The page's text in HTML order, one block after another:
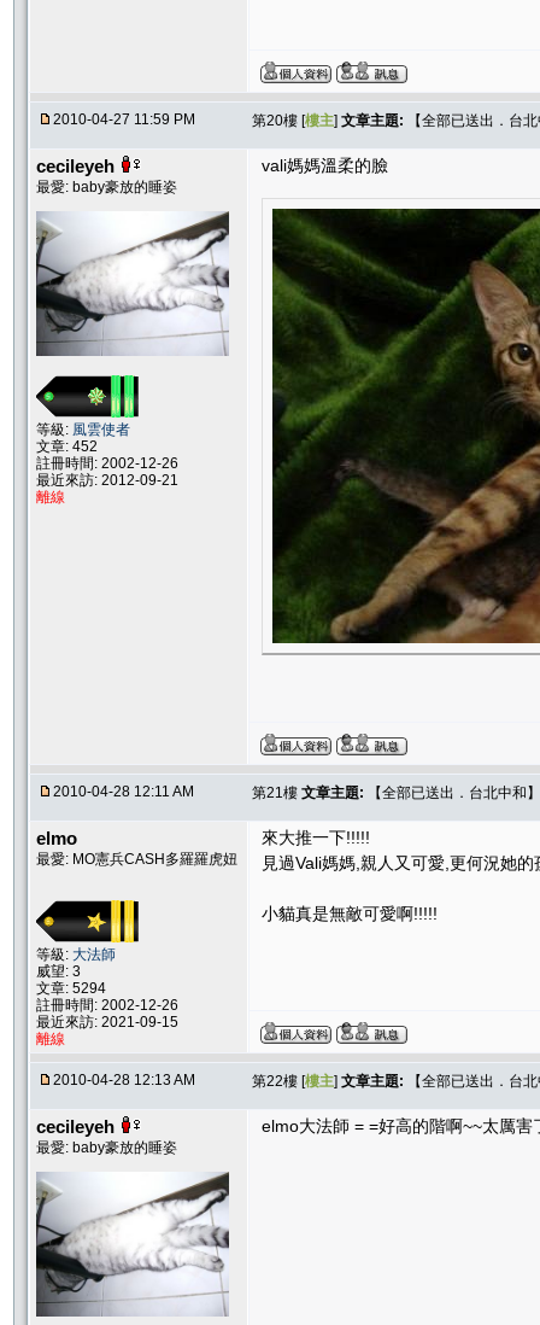
2010-04-27 11:59 PM 第20樓 [樓主] 文章主題: 【全部已送出．台
cecileyeh
最愛: baby豪放的睡姿
等級: 風雲使者
文章: 452
註冊時間: 2002-12-26
最近來訪: 2012-09-21
離線
vali媽媽溫柔的臉
2010-04-28 12:11 AM 第21樓 文章主題: 【全部已送出．台北中和
elmo
最愛: MO憲兵CASH多羅羅虎妞
等級: 大法師
威望: 3
文章: 5294
註冊時間: 2002-12-26
最近來訪: 2021-09-15
離線
來大推一下!!!!!
見過Vali媽媽,親人又可愛,更何況她的
小貓真是無敵可愛啊!!!!!
2010-04-28 12:13 AM 第22樓 [樓主] 文章主題: 【全部已送出．台
cecileyeh
最愛: baby豪放的睡姿
elmo大法師 = =好高的階啊~~太厲害